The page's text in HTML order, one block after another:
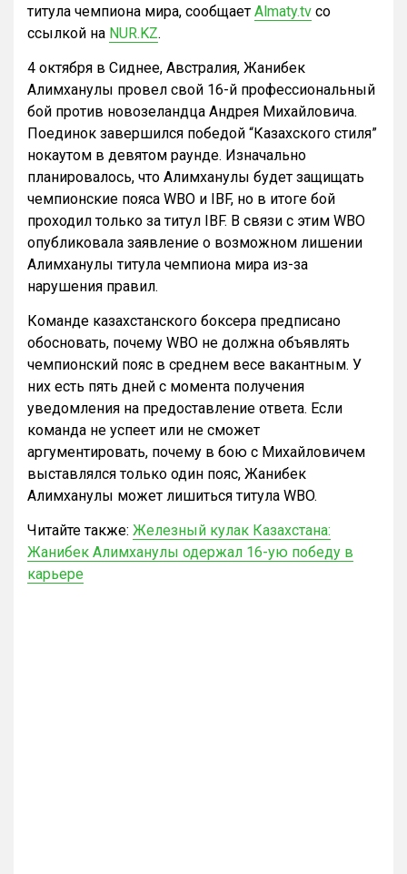
титула чемпиона мира, сообщает Almaty.tv со
ссылкой на NUR.KZ.
4 октября в Сиднее, Австралия, Жанибек
Алимханулы провел свой 16-й профессиональный
бой против новозеландца Андрея Михайловича.
Поединок завершился победой “Казахского стиля”
нокаутом в девятом раунде. Изначально
планировалось, что Алимханулы будет защищать
чемпионские пояса WBO и IBF, но в итоге бой
проходил только за титул IBF. В связи с этим WBO
опубликовала заявление о возможном лишении
Алимханулы титула чемпиона мира из-за
нарушения правил.
Команде казахстанского боксера предписано
обосновать, почему WBO не должна объявлять
чемпионский пояс в среднем весе вакантным. У
них есть пять дней с момента получения
уведомления на предоставление ответа. Если
команда не успеет или не сможет
аргументировать, почему в бою с Михайловичем
выставлялся только один пояс, Жанибек
Алимханулы может лишиться титула WBO.
Читайте также: Железный кулак Казахстана:
Жанибек Алимханулы одержал 16-ую победу в
карьере